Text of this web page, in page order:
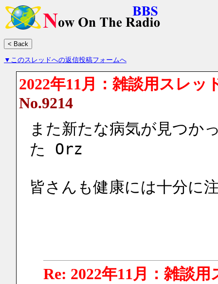
▼このスレッドへの返信投稿フォームへ
2022年11月：雑談用スレッ
No.9214
また新たな病気が見つか
た Orz
皆さんも健康には十分に
Re: 2022年11月：雑談